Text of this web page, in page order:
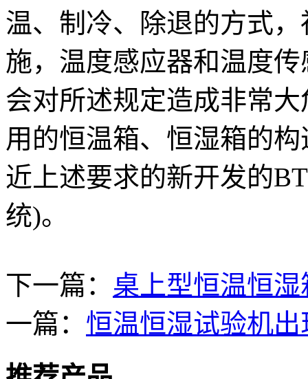
温、制冷、除退的方式
施，温度感应器和温度
会对所述规定造成非常
用的恒温箱、恒湿箱的
近上述要求的新开发的
统)。
下一篇： 桌上型恒温恒
一篇： 恒温恒湿试验机